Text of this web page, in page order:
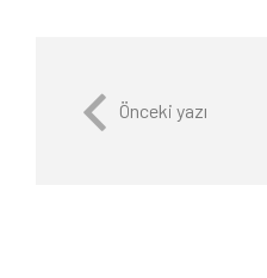
Önceki yazı